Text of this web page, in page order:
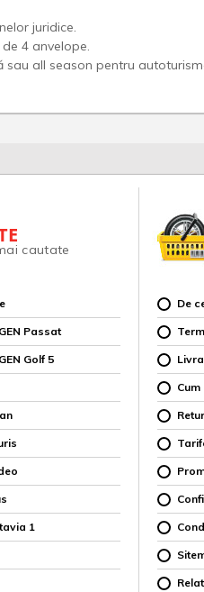
juridice.
4 anvelope.
all season pentru
cautate
Passat
Golf 5
1
De